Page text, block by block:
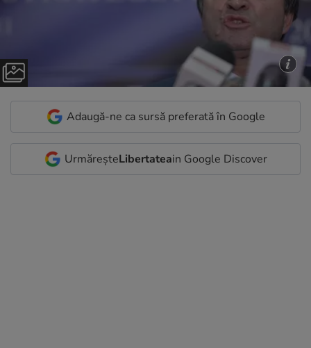
Adaugă-ne ca sursă preferată în Google
UrmăreșteLibertateain Google Discover